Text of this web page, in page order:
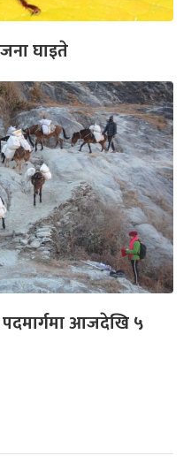
घाइते
आजदेखि ५